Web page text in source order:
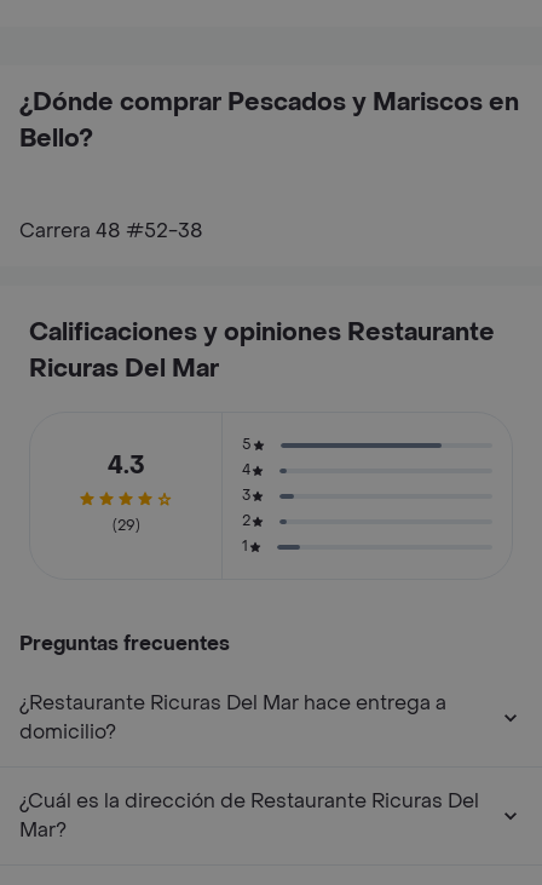
¿Dónde comprar Pescados y Mariscos en
Bello?
Carrera 48 #52-38
Calificaciones y opiniones Restaurante
Ricuras Del Mar
4.3
(29)
5
4
3
2
1
Preguntas frecuentes
¿Restaurante Ricuras Del Mar hace entrega a
domicilio?
¿Cuál es la dirección de Restaurante Ricuras Del
Mar?